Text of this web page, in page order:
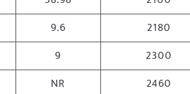
9.6 2180
9 2300
NR 2460